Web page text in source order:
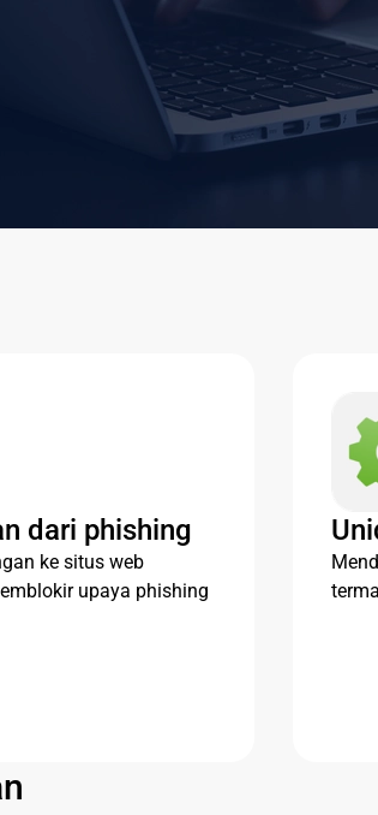
dari phishing
ke situs web
upaya phishing